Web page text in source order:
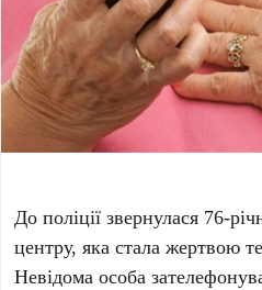
До поліції звернулася 76-
центру, яка стала жертвою
Невідома особа